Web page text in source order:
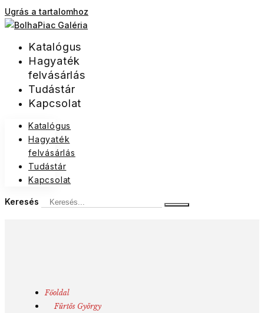
Ugrás a tartalomhoz
Katalógus
Hagyaték
felvásárlás
Tudástár
Kapcsolat
Katalógus
Hagyaték
felvásárlás
Tudástár
Kapcsolat
Keresés
Főoldal
Fürtös György